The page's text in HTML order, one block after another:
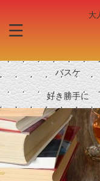
大
バスケ
好き勝手に